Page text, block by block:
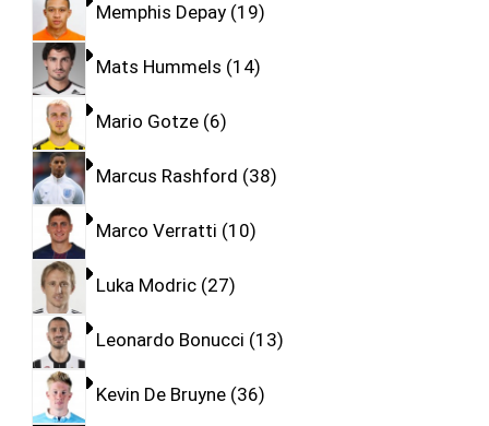
Memphis Depay 19
Mats Hummels 14
Mario Gotze 6
Marcus Rashford 38
Marco Verratti 10
Luka Modric 27
Leonardo Bonucci 13
Kevin De Bruyne 36